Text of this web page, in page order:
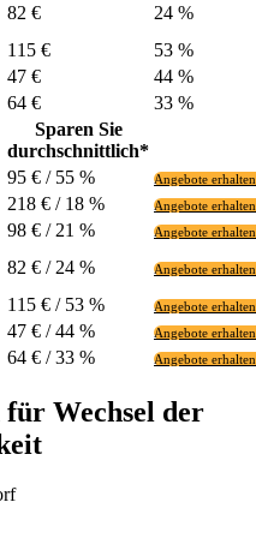
82 € 24 %
115 € 53 %
47 € 44 %
64 € 33 %
Sparen Sie
durchschnittlich*
95 € / 55 % Angebote erhalten
218 € / 18 % Angebote erhalten
98 € / 21 % Angebote erhalten
82 € / 24 % Angebote erhalten
115 € / 53 % Angebote erhalten
47 € / 44 % Angebote erhalten
64 € / 33 % Angebote erhalten
Wechsel der